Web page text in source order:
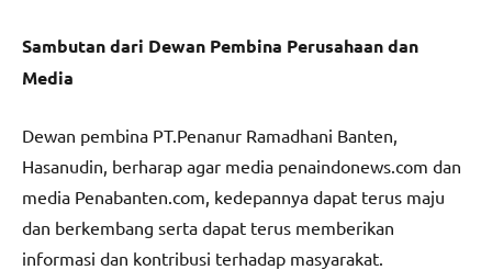
Sambutan dari Dewan Pembina Perusahaan dan
Media
Dewan pembina PT.Penanur Ramadhani Banten,
Hasanudin, berharap agar media penaindonews.com dan
media Penabanten.com, kedepannya dapat terus maju
dan berkembang serta dapat terus memberikan
informasi dan kontribusi terhadap masyarakat.